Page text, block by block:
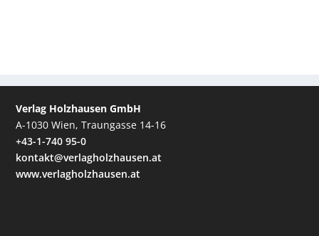
Verlag Holzhausen GmbH
A-1030 Wien, Traungasse 14-16
+43-1-740 95-0
kontakt@verlagholzhausen.at
www.verlagholzhausen.at